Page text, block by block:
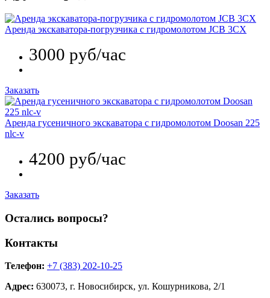
Аренда экскаватора-погрузчика c гидромолотом JCB 3CX
3000 руб/час
Заказать
Аренда гусеничного экскаватора c гидромолотом Doosan 225
nlc-v
4200 руб/час
Заказать
Остались вопросы?
Контакты
Телефон: +7 (383) 202-10-25
Адрес: 630073, г. Новосибирск, ул. Кошурникова, 2/1